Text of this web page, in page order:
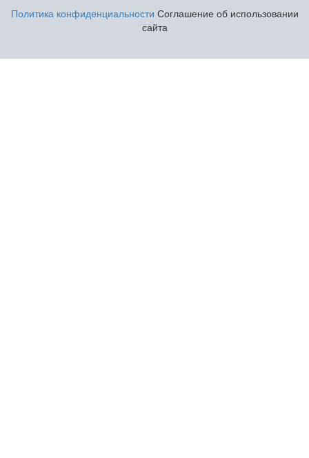
Политика конфиденциальности Соглашение об использовании
сайта